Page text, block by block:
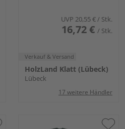
UVP 20,55 €/ Stk.
16,72 € / Stk.
Verkauf & Versand
HolzLand Klatt (Lübeck)
Lübeck
17 weitere Händler